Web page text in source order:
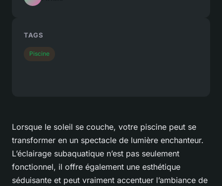
Lorsque le soleil se couche, votre piscine peut se
transformer en un spectacle de lumière enchanteur.
L’éclairage subaquatique n’est pas seulement
fonctionnel, il offre également une esthétique
séduisante et peut vraiment accentuer l’ambiance de
TAGS
Piscine